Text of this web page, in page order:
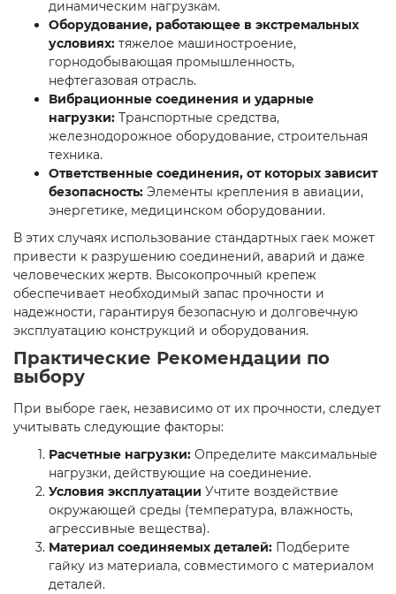
динамическим нагрузкам.
Оборудование, работающее в экстремальных
условиях: тяжелое машиностроение,
горнодобывающая промышленность,
нефтегазовая отрасль.
Вибрационные соединения и ударные
нагрузки: Транспортные средства,
железнодорожное оборудование, строительная
техника.
Ответственные соединения, от которых зависит
безопасность: Элементы крепления в авиации,
энергетике, медицинском оборудовании.
В этих случаях использование стандартных гаек может
привести к разрушению соединений, аварий и даже
человеческих жертв. Высокопрочный крепеж
обеспечивает необходимый запас прочности и
надежности, гарантируя безопасную и долговечную
эксплуатацию конструкций и оборудования.
Практические Рекомендации по
выбору
При выборе гаек, независимо от их прочности, следует
учитывать следующие факторы:
Расчетные нагрузки: Определите максимальные
нагрузки, действующие на соединение.
Условия эксплуатации Учтите воздействие
окружающей среды (температура, влажность,
агрессивные вещества).
Материал соединяемых деталей: Подберите
гайку из материала, совместимого с материалом
деталей.